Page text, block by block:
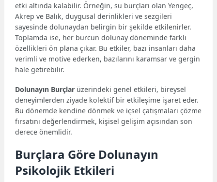
etki altında kalabilir. Örneğin, su burçları olan Yengeç,
Akrep ve Balık, duygusal derinlikleri ve sezgileri
sayesinde dolunaydan belirgin bir şekilde etkilenirler.
Toplamda ise, her burcun dolunay döneminde farklı
özellikleri ön plana çıkar. Bu etkiler, bazı insanları daha
verimli ve motive ederken, bazılarını karamsar ve gergin
hale getirebilir.
Dolunayın Burçlar üzerindeki genel etkileri, bireysel
deneyimlerden ziyade kolektif bir etkileşime işaret eder.
Bu dönemde kendine dönmek ve içsel çatışmaları çözme
fırsatını değerlendirmek, kişisel gelişim açısından son
derece önemlidir.
Burçlara Göre Dolunayın
Psikolojik Etkileri